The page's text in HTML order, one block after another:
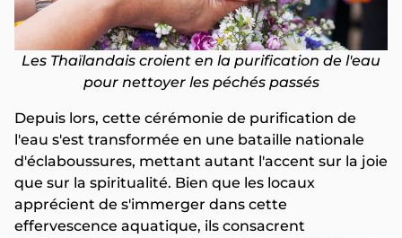
Les Thaïlandais croient en la purification de l'eau
pour nettoyer les péchés passés
Depuis lors, cette cérémonie de purification de
l'eau s'est transformée en une bataille nationale
d'éclaboussures, mettant autant l'accent sur la joie
que sur la spiritualité. Bien que les locaux
apprécient de s'immerger dans cette
effervescence aquatique, ils consacrent